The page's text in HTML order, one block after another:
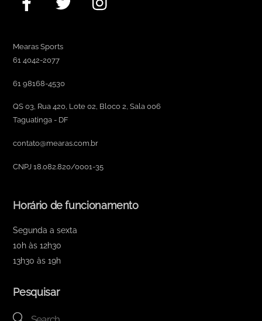
Mearas Sports
61 4042-2077
61 98168-4530
QS 03, Rua 420, Lote 02, Bloco 2, Sala 006
Taguatinga - DF
contato@mearas.com.br
CNPJ 18.082.820/0001-35
Horário de funcionamento
Segunda a sexta
10h às 12h30
13h30 às 19h
Pesquisar